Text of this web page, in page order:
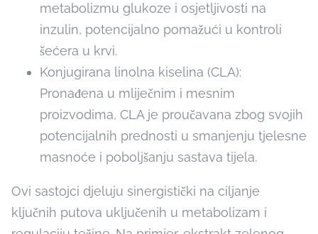
metabolizmu glukoze i osjetljivosti na
inzulin, potencijalno pomažući u kontroli
šećera u krvi.
Konjugirana linolna kiselina (CLA):
Pronađena u mliječnim i mesnim
proizvodima, CLA je proučavana zbog svojih
potencijalnih prednosti u smanjenju tjelesne
masnoće i poboljšanju sastava tijela.
Ovi sastojci djeluju sinergistički na ciljanje
ključnih putova uključenih u metabolizam i